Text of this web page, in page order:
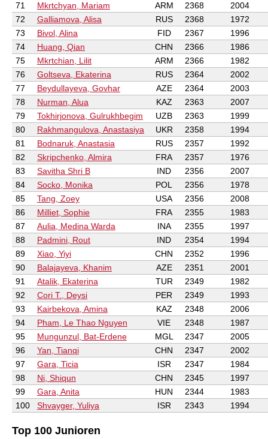
71
Mkrtchyan, Mariam ARM 2368
2004
72
Galliamova, Alisa RUS 2368
1972
73
Bivol, Alina FID 2367
1996
74
Huang, Qian CHN 2366
1986
75
Mkrtchian, Lilit ARM 2366
1982
76
Goltseva, Ekaterina RUS 2364
2002
77
Beydullayeva, Govhar AZE 2364
2003
78
Nurman, Alua KAZ 2363
2007
79
Tokhirjonova, Gulrukhbegim UZB 2363
1999
80
Rakhmangulova, Anastasiya UKR 2358
1994
81
Bodnaruk, Anastasia RUS 2357
1992
82
Skripchenko, Almira FRA 2357
1976
83
Savitha Shri B IND 2356
2007
84
Socko, Monika POL 2356
1978
85
Tang, Zoey USA 2356
2008
86
Milliet, Sophie FRA 2355
1983
87
Aulia, Medina Warda INA 2355
1997
88
Padmini, Rout IND 2354
1994
89
Xiao, Yiyi CHN 2352
1996
90
Balajayeva, Khanim AZE 2351
2001
91
Atalik, Ekaterina TUR 2349
1982
92
Cori T., Deysi PER 2349
1993
93
Kairbekova, Amina KAZ 2348
2006
94
Pham, Le Thao Nguyen VIE 2348
1987
95
Mungunzul, Bat-Erdene MGL 2347
2005
96
Yan, Tianqi CHN 2347
2002
97
Gara, Ticia ISR 2347
1984
98
Ni, Shiqun CHN 2345
1997
99
Gara, Anita HUN 2344
1983
100
Shvayger, Yuliya ISR 2343 1994
Top 100 Junioren